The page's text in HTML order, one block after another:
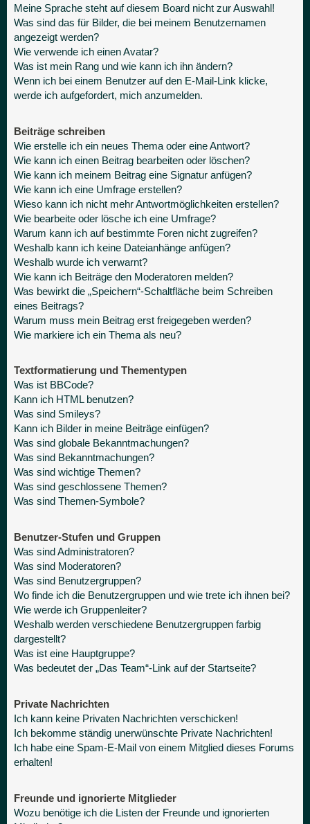
Meine Sprache steht auf diesem Board nicht zur Auswahl!
Was sind das für Bilder, die bei meinem Benutzernamen
angezeigt werden?
Wie verwende ich einen Avatar?
Was ist mein Rang und wie kann ich ihn ändern?
Wenn ich bei einem Benutzer auf den E-Mail-Link klicke,
werde ich aufgefordert, mich anzumelden.
Beiträge schreiben
Wie erstelle ich ein neues Thema oder eine Antwort?
Wie kann ich einen Beitrag bearbeiten oder löschen?
Wie kann ich meinem Beitrag eine Signatur anfügen?
Wie kann ich eine Umfrage erstellen?
Wieso kann ich nicht mehr Antwortmöglichkeiten erstellen?
Wie bearbeite oder lösche ich eine Umfrage?
Warum kann ich auf bestimmte Foren nicht zugreifen?
Weshalb kann ich keine Dateianhänge anfügen?
Weshalb wurde ich verwarnt?
Wie kann ich Beiträge den Moderatoren melden?
Was bewirkt die „Speichern“-Schaltfläche beim Schreiben
eines Beitrags?
Warum muss mein Beitrag erst freigegeben werden?
Wie markiere ich ein Thema als neu?
Textformatierung und Thementypen
Was ist BBCode?
Kann ich HTML benutzen?
Was sind Smileys?
Kann ich Bilder in meine Beiträge einfügen?
Was sind globale Bekanntmachungen?
Was sind Bekanntmachungen?
Was sind wichtige Themen?
Was sind geschlossene Themen?
Was sind Themen-Symbole?
Benutzer-Stufen und Gruppen
Was sind Administratoren?
Was sind Moderatoren?
Was sind Benutzergruppen?
Wo finde ich die Benutzergruppen und wie trete ich ihnen bei?
Wie werde ich Gruppenleiter?
Weshalb werden verschiedene Benutzergruppen farbig
dargestellt?
Was ist eine Hauptgruppe?
Was bedeutet der „Das Team“-Link auf der Startseite?
Private Nachrichten
Ich kann keine Privaten Nachrichten verschicken!
Ich bekomme ständig unerwünschte Private Nachrichten!
Ich habe eine Spam-E-Mail von einem Mitglied dieses Forums
erhalten!
Freunde und ignorierte Mitglieder
Wozu benötige ich die Listen der Freunde und ignorierten